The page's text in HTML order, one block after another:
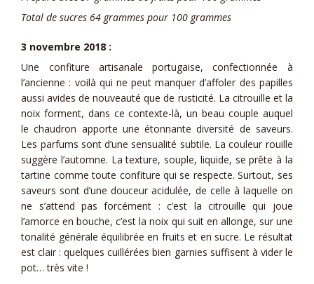
Total de sucres 64 grammes pour 100 grammes
3 novembre 2018 :
Une confiture artisanale portugaise, confectionnée à
l’ancienne : voilà qui ne peut manquer d’affoler des papilles
aussi avides de nouveauté que de rusticité. La citrouille et la
noix forment, dans ce contexte-là, un beau couple auquel
le chaudron apporte une étonnante diversité de saveurs.
Les parfums sont d’une sensualité subtile. La couleur rouille
suggère l’automne. La texture, souple, liquide, se prête à la
tartine comme toute confiture qui se respecte. Surtout, ses
saveurs sont d’une douceur acidulée, de celle à laquelle on
ne s’attend pas forcément : c’est la citrouille qui joue
l’amorce en bouche, c’est la noix qui suit en allonge, sur une
tonalité générale équilibrée en fruits et en sucre. Le résultat
est clair : quelques cuillérées bien garnies suffisent à vider le
pot… très vite !